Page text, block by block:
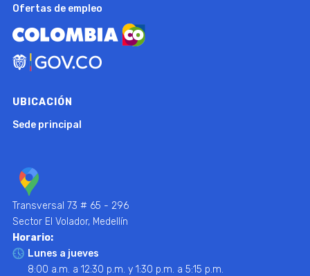
Ofertas de empleo
UBICACIÓN
Sede principal
Transversal 73 # 65 - 296
Sector El Volador, Medellín
Horario:
Lunes a jueves
8:00 a.m. a 12:30 p.m. y 1:30 p.m. a 5:15 p.m.